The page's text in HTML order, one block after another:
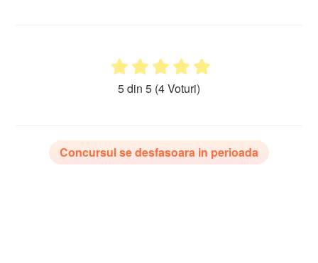
5 din 5(4 Voturi)
Concursul se desfasoara in perioada